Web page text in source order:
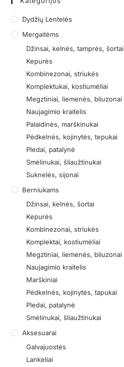
Dydžių Lentelės
Mergaitėms
Džinsai, kelnės, tamprės, šortai
Kepurės
Kombinezonai, striukės
Komplektukai, kostiumėliai
Megztiniai, liemenės, bliuzonai
Naujagimio kraitelis
Palaidinės, marškinukai
Pėdkelnės, kojinytės, tepukai
Pledai, patalynė
Smėlinukai, šliaužtinukai
Suknelės, sijonai
Berniukams
Džinsai, kelnės, šortai
Kepurės
Kombinezonai, striukės
Komplektai, kostiumėliai
Megztiniai, liemenės, bliuzonai
Naujagimio kraitelis
Marškiniai
Pėdkelnės, kojinytės, tapukai
Pledai, patalynė
Smėlinukai, šliaužtinukai
Aksesuarai
Galvajuostės
Lankeliai